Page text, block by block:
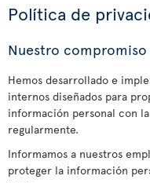
Política de
Nuestro compromiso
Hemos desarrollado e
internos diseñados para
información personal con
regularmente.
Informamos a nuestros
proteger la información